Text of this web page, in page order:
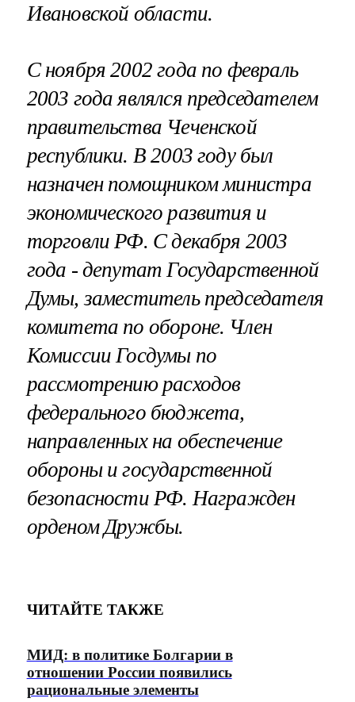
Ивановской области.
С ноября 2002 года по февраль
2003 года являлся председателем
правительства Чеченской
республики. В 2003 году был
назначен помощником министра
экономического развития и
торговли РФ. С декабря 2003
года - депутат Государственной
Думы, заместитель председателя
комитета по обороне. Член
Комиссии Госдумы по
рассмотрению расходов
федерального бюджета,
направленных на обеспечение
обороны и государственной
безопасности РФ. Награжден
орденом Дружбы.
ЧИТАЙТЕ ТАКЖЕ
МИД: в политике Болгарии в
отношении России появились
рациональные элементы